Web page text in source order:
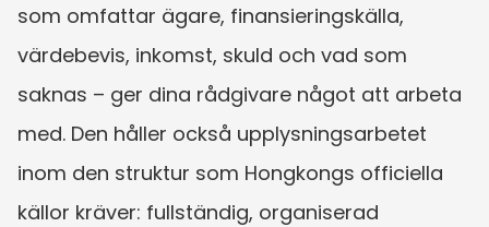
som omfattar ägare, finansieringskälla,
värdebevis, inkomst, skuld och vad som
saknas – ger dina rådgivare något att arbeta
med. Den håller också upplysningsarbetet
inom den struktur som Hongkongs officiella
källor kräver: fullständig, organiserad